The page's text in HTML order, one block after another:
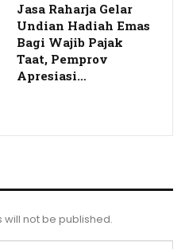
Jasa Raharja Gelar
Undian Hadiah Emas
Bagi Wajib Pajak
Taat, Pemprov
Apresiasi…
not be published.